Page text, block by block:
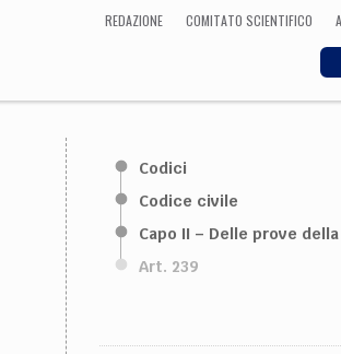
REDAZIONE COMITATO SCIENTIFICO
ECONOMIA
CULTURA
Codici
Codice civile
Capo II – Delle prove
Art. 239